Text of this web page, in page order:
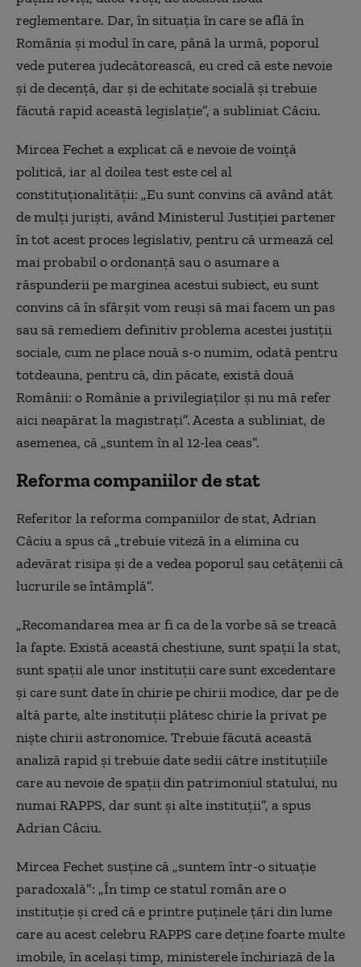
reglementare. Dar, în situația în care se află în
România și modul în care, până la urmă, poporul
vede puterea judecătorească, eu cred că este nevoie
și de decență, dar și de echitate socială și trebuie
făcută rapid această legislație”, a subliniat Câciu.
Mircea Fechet a explicat că e nevoie de voință
politică, iar al doilea test este cel al
constituționalității: „Eu sunt convins că având atât
de mulți juriști, având Ministerul Justiției partener
în tot acest proces legislativ, pentru că urmează cel
mai probabil o ordonanță sau o asumare a
răspunderii pe marginea acestui subiect, eu sunt
convins că în sfârșit vom reuși să mai facem un pas
sau să remediem definitiv problema acestei justiții
sociale, cum ne place nouă s-o numim, odată pentru
totdeauna, pentru că, din păcate, există două
Românii: o Românie a privilegiaților și nu mă refer
aici neapărat la magistrați”. Acesta a subliniat, de
asemenea, că „suntem în al 12-lea ceas”.
Reforma companiilor de stat
Referitor la reforma companiilor de stat, Adrian
Câciu a spus că „trebuie viteză în a elimina cu
adevărat risipa și de a vedea poporul sau cetățenii că
lucrurile se întâmplă”.
„Recomandarea mea ar fi ca de la vorbe să se treacă
la fapte. Există această chestiune, sunt spații la stat,
sunt spații ale unor instituții care sunt excedentare
și care sunt date în chirie pe chirii modice, dar pe de
altă parte, alte instituții plătesc chirie la privat pe
niște chirii astronomice. Trebuie făcută această
analiză rapid și trebuie date sedii către instituțiile
care au nevoie de spații din patrimoniul statului, nu
numai RAPPS, dar sunt și alte instituții”, a spus
Adrian Câciu.
Mircea Fechet susține că „suntem într-o situație
paradoxală”: „În timp ce statul român are o
instituție și cred că e printre puținele țări din lume
care au acest celebru RAPPS care deține foarte multe
imobile, în același timp, ministerele închiriază de la